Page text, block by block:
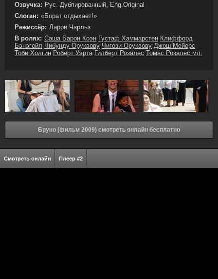
Озвучка: Рус. Дублированный, Eng.Original
Слоган: «Борат отдыхает!»
Режиссёр: Ларри Чарльз
В ролях: Саша Барон Коэн Густаф Хаммарстен Клиффорд
Бэнэгейл Чибунду Оруквову Чигози Оруквову Джош Мейерс
Тоби Холгин Роберт Уэрта Гилберт Розалес Томас Розалес мл.
Бруно (фильм 2009) смотреть онлайн бесплатно
Смотреть онлайн Плеер #2